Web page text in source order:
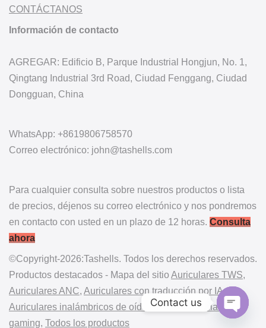
CONTÁCTANOS
Información de contacto
AGREGAR: Edificio B, Parque Industrial Hongjun, No. 1,
Qingtang Industrial 3rd Road, Ciudad Fenggang, Ciudad
Dongguan, China
WhatsApp: +8619806758570
Correo electrónico: john@tashells.com
Para cualquier consulta sobre nuestros productos o lista
de precios, déjenos su correo electrónico y nos pondremos
en contacto con usted en un plazo de 12 horas. Consulta
ahora
©Copyright-2026:Tashells. Todos los derechos reservados.
Productos destacados - Mapa del sitioAuriculares TWS,
Auriculares ANC, Auriculares con traducción por IA,
Auriculares inalámbricos de oído abierto,Auriculares
gaming, Todos los productos
Contact us